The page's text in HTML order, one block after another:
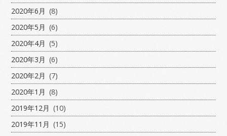
2020年6月 (8)
2020年5月 (6)
2020年4月 (5)
2020年3月 (6)
2020年2月 (7)
2020年1月 (8)
2019年12月 (10)
2019年11月 (15)